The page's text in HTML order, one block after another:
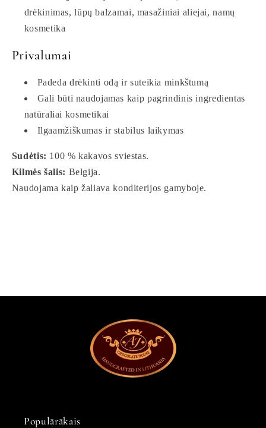
drėkinimas, lūpų balzamai, masažiniai aliejai, namų
kosmetika
Privalumai
Padeda drėkinti odą ir suteikia minkštumą
Gali būti naudojamas kaip pagrindinis ingredientas
natūraliai kosmetikai
Ilgaamžiškumas ir stabilus laikymas
Sudėtis: 100 % kakavos sviestas.
Kilmės šalis: Belgija.
Naudojama kaip žaliava konditerijos gamyboje.
Populārākais